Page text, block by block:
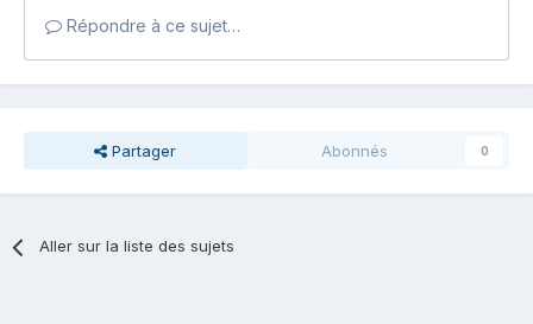
Répondre à ce sujet…
Partager Abonnés 0
Aller sur la liste des sujets